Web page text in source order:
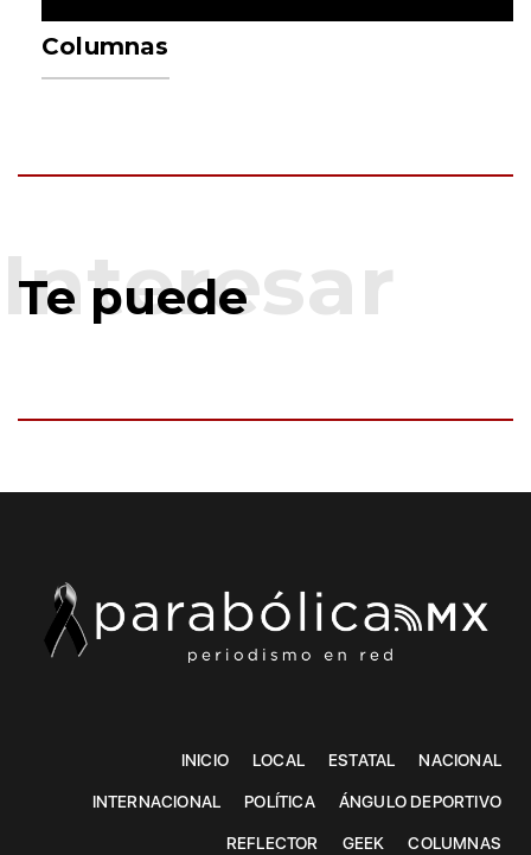
Columnas
Te puede
INICIO LOCAL ESTATAL NACIONAL
INTERNACIONAL POLÍTICA ÁNGULO DEPORTIVO
REFLECTOR GEEK COLUMNAS